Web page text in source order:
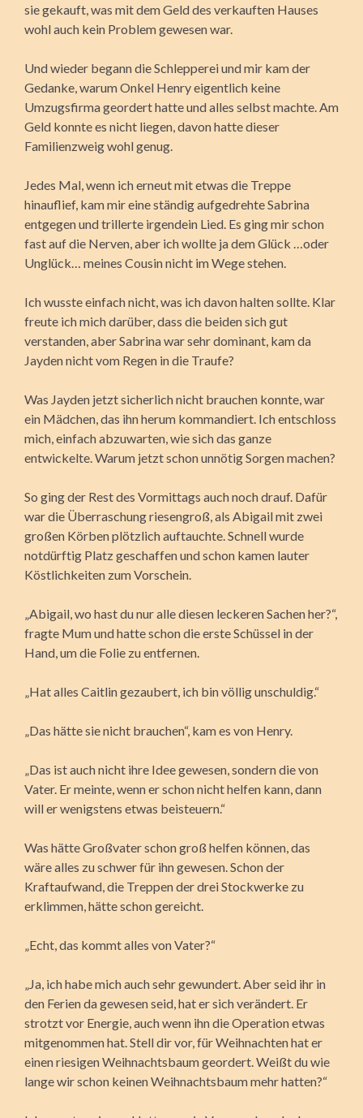
sie gekauft, was mit dem Geld des verkauften Hauses
wohl auch kein Problem gewesen war.
Und wieder begann die Schlepperei und mir kam der
Gedanke, warum Onkel Henry eigentlich keine
Umzugsfirma geordert hatte und alles selbst machte. Am
Geld konnte es nicht liegen, davon hatte dieser
Familienzweig wohl genug.
Jedes Mal, wenn ich erneut mit etwas die Treppe
hinauflief, kam mir eine ständig aufgedrehte Sabrina
entgegen und trillerte irgendein Lied. Es ging mir schon
fast auf die Nerven, aber ich wollte ja dem Glück …oder
Unglück… meines Cousin nicht im Wege stehen.
Ich wusste einfach nicht, was ich davon halten sollte. Klar
freute ich mich darüber, dass die beiden sich gut
verstanden, aber Sabrina war sehr dominant, kam da
Jayden nicht vom Regen in die Traufe?
Was Jayden jetzt sicherlich nicht brauchen konnte, war
ein Mädchen, das ihn herum kommandiert. Ich entschloss
mich, einfach abzuwarten, wie sich das ganze
entwickelte. Warum jetzt schon unnötig Sorgen machen?
So ging der Rest des Vormittags auch noch drauf. Dafür
war die Überraschung riesengroß, als Abigail mit zwei
großen Körben plötzlich auftauchte. Schnell wurde
notdürftig Platz geschaffen und schon kamen lauter
Köstlichkeiten zum Vorschein.
„Abigail, wo hast du nur alle diesen leckeren Sachen her?“,
fragte Mum und hatte schon die erste Schüssel in der
Hand, um die Folie zu entfernen.
„Hat alles Caitlin gezaubert, ich bin völlig unschuldig.“
„Das hätte sie nicht brauchen“, kam es von Henry.
„Das ist auch nicht ihre Idee gewesen, sondern die von
Vater. Er meinte, wenn er schon nicht helfen kann, dann
will er wenigstens etwas beisteuern.“
Was hätte Großvater schon groß helfen können, das
wäre alles zu schwer für ihn gewesen. Schon der
Kraftaufwand, die Treppen der drei Stockwerke zu
erklimmen, hätte schon gereicht.
„Echt, das kommt alles von Vater?“
„Ja, ich habe mich auch sehr gewundert. Aber seid ihr in
den Ferien da gewesen seid, hat er sich verändert. Er
strotzt vor Energie, auch wenn ihn die Operation etwas
mitgenommen hat. Stell dir vor, für Weihnachten hat er
einen riesigen Weihnachtsbaum geordert. Weißt du wie
lange wir schon keinen Weihnachtsbaum mehr hatten?“